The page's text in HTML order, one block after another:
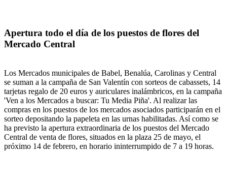
Apertura todo el día de los puestos de flores del
Mercado Central
Los Mercados municipales de Babel, Benalúa, Carolinas y Central
se suman a la campaña de San Valentín con sorteos de cabassets, 14
tarjetas regalo de 20 euros y auriculares inalámbricos, en la campaña
'Ven a los Mercados a buscar: Tu Media Piña'. Al realizar las
compras en los puestos de los mercados asociados participarán en el
sorteo depositando la papeleta en las urnas habilitadas. Así como se
ha previsto la apertura extraordinaria de los puestos del Mercado
Central de venta de flores, situados en la plaza 25 de mayo, el
próximo 14 de febrero, en horario ininterrumpido de 7 a 19 horas.